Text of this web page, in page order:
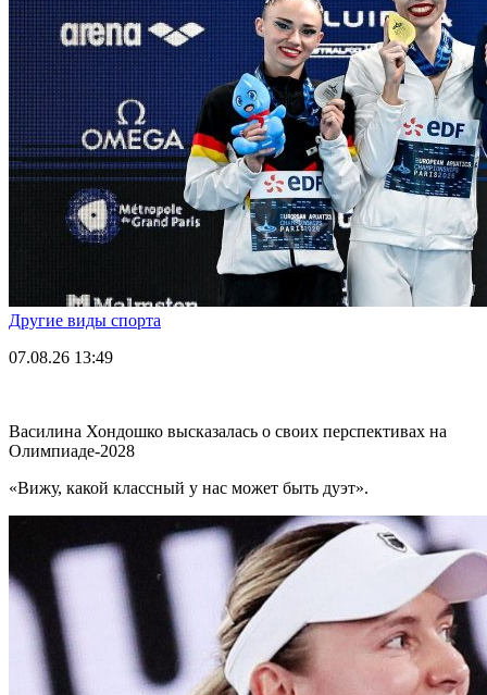
Другие виды спорта
07.08.26 13:49
Василина Хондошко высказалась о своих перспективах на
Олимпиаде-2028
«Вижу, какой классный у нас может быть дуэт».